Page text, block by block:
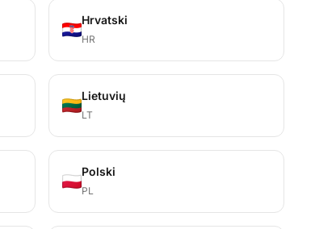
Hrvatski
HR
Lietuvių
LT
Polski
PL